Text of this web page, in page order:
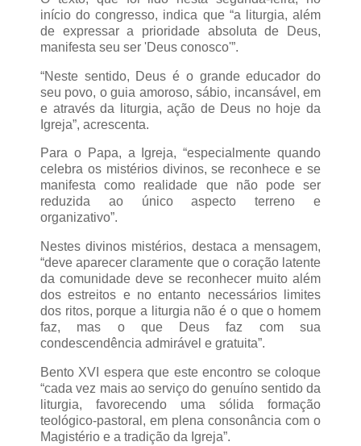
início do congresso, indica que “a liturgia, além
de expressar a prioridade absoluta de Deus,
manifesta seu ser 'Deus conosco'”.
“Neste sentido, Deus é o grande educador do
seu povo, o guia amoroso, sábio, incansável, em
e através da liturgia, ação de Deus no hoje da
Igreja”, acrescenta.
Para o Papa, a Igreja, “especialmente quando
celebra os mistérios divinos, se reconhece e se
manifesta como realidade que não pode ser
reduzida ao único aspecto terreno e
organizativo”.
Nestes divinos mistérios, destaca a mensagem,
“deve aparecer claramente que o coração latente
da comunidade deve se reconhecer muito além
dos estreitos e no entanto necessários limites
dos ritos, porque a liturgia não é o que o homem
faz, mas o que Deus faz com sua
condescendência admirável e gratuita”.
Bento XVI espera que este encontro se coloque
“cada vez mais ao serviço do genuíno sentido da
liturgia, favorecendo uma sólida formação
teológico-pastoral, em plena consonância com o
Magistério e a tradição da Igreja”.